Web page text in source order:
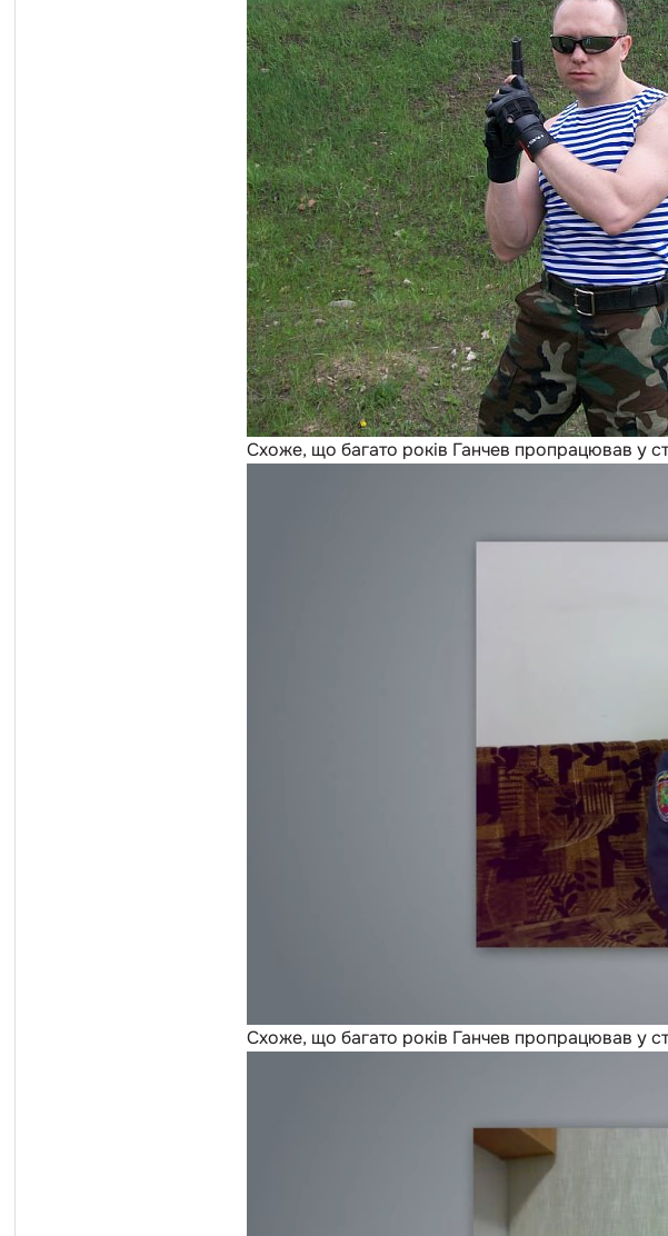
Схоже, що багато років Ганчев пропрацював у
Схоже, що багато років Ганчев пропрацював у